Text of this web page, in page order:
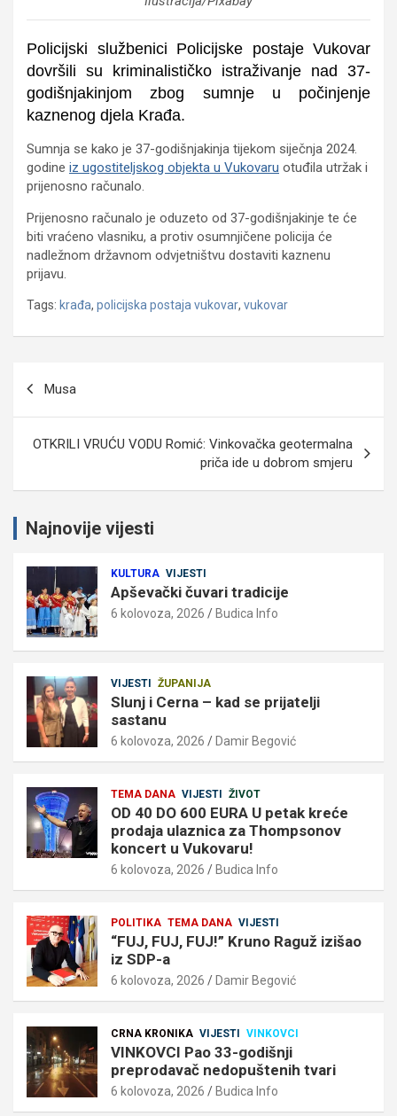
Policijski službenici Policijske postaje Vukovar
dovršili su kriminalističko istraživanje nad 37-
godišnjakinjom zbog sumnje u počinjenje
kaznenog djela Krađa.
Sumnja se kako je 37-godišnjakinja tijekom siječnja 2024.
godine iz ugostiteljskog objekta u Vukovaru otuđila utržak i
prijenosno računalo.
Prijenosno računalo je oduzeto od 37-godišnjakinje te će
biti vraćeno vlasniku, a protiv osumnjičene policija će
nadležnom državnom odvjetništvu dostaviti kaznenu
prijavu.
Tags: krađa, policijska postaja vukovar, vukovar
Musa
OTKRILI VRUĆU VODU Romić: Vinkovačka geotermalna
priča ide u dobrom smjeru
Najnovije vijesti
KULTURA VIJESTI
Apševački čuvari tradicije
6 kolovoza, 2026 Budica Info
VIJESTI ŽUPANIJA
Slunj i Cerna – kad se prijatelji
sastanu
6 kolovoza, 2026 Damir Begović
TEMA DANA VIJESTI ŽIVOT
OD 40 DO 600 EURA U petak kreće
prodaja ulaznica za Thompsonov
koncert u Vukovaru!
6 kolovoza, 2026 Budica Info
POLITIKA TEMA DANA VIJESTI
“FUJ, FUJ, FUJ!” Kruno Raguž izišao
iz SDP-a
6 kolovoza, 2026 Damir Begović
CRNA KRONIKA VIJESTI VINKOVCI
VINKOVCI Pao 33-godišnji
preprodavač nedopuštenih tvari
6 kolovoza, 2026 Budica Info